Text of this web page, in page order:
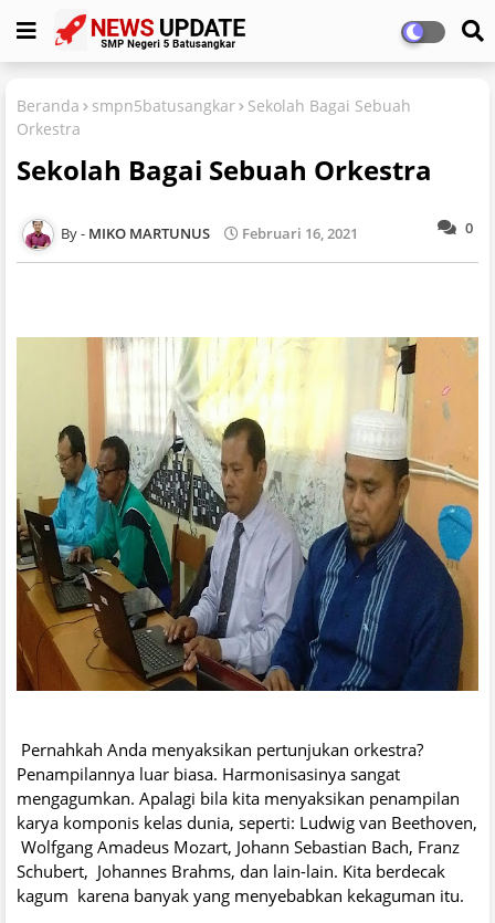
Beranda smpn5batusangkar
Sekolah Bagai Sebuah
Orkestra
Sekolah Bagai Sebuah Orkestra
0
MIKO MARTUNUS Februari 16, 2021
Pernahkah Anda menyaksikan pertunjukan orkestra?
Penampilannya luar biasa. Harmonisasinya sangat
mengagumkan. Apalagi bila kita menyaksikan penampilan
karya komponis kelas dunia, seperti: Ludwig van Beethoven,
Wolfgang Amadeus Mozart, Johann Sebastian Bach, Franz
Schubert, Johannes Brahms, dan lain-lain. Kita berdecak
kagum karena banyak yang menyebabkan kekaguman itu.